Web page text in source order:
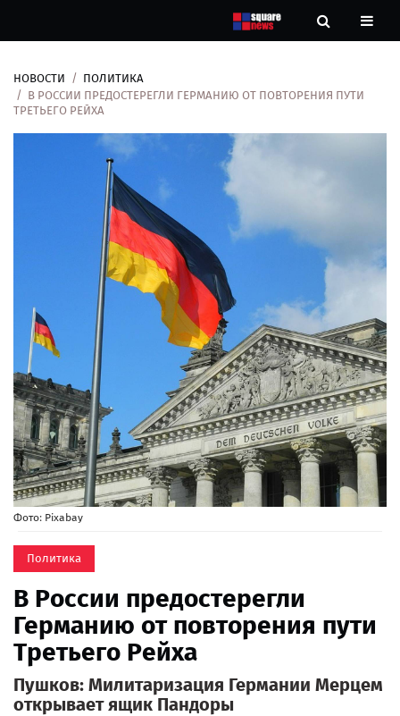
Новости
Рубрики
НОВОСТИ
ПОЛИТИКА
В РОССИИ ПРЕДОСТЕРЕГЛИ ГЕРМАНИЮ ОТ ПОВТОРЕНИЯ ПУТИ
ТРЕТЬЕГО РЕЙХА
Фото: Pixabay
Политика
В России предостерегли
Германию от повторения пути
Третьего Рейха
Пушков: Милитаризация Германии Мерцем
открывает ящик Пандоры